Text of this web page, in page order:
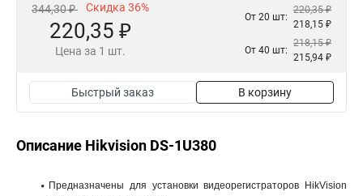
344,30 ₽ Скидка 36%
220,35 ₽
Цена за 1 шт.
От 20 шт:
220,35 ₽
218,15 ₽
От 40 шт:
218,15 ₽
215,94 ₽
Быстрый заказ В корзину
Описание Hikvision DS-1U380
Предназначены для установки видеорегистраторов HikVision